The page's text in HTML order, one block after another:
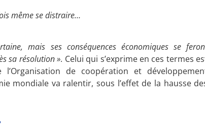
même se distraire…
mais ses conséquences économiques se
sa résolution ». Celui qui s’exprime en ces termes
de coopération et
mondiale va ralentir, sous l’effet de la hausse